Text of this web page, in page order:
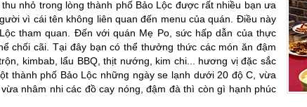
nhỏ trong lòng thành phố Bảo Lộc được rất nhiều bạn ưa
vì cái tên không liên quan đến menu của quán. Điều này
tham quan. Đến với quán Mẹ Po, sức hấp dẫn của thực
chối cãi. Tại đây bạn có thể thưởng thức các món ăn đậm
kimbab, lẩu BBQ, thịt nướng, kim chi... hương vị đặc sắc
thành phố Bảo Lộc những ngày se lạnh dưới 20 độ C, vừa
, vừa nhâm nhi các đồ cay nóng, đậm đà thì còn gì hạnh phúc